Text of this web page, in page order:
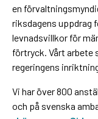
en
riksdagens uppdrag
levnadsvillkor för
förtryck. Vårt arbete
regeringens
Vi har över 800
och på svenska